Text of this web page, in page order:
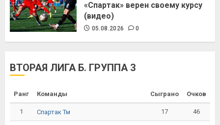
«Спартак» верен своему курсу
(видео)
05.08.2026 0
ВТОРАЯ ЛИГА Б. ГРУППА 3
Ранг Команды Сыграно Очков
1 Спартак Тм 17 46